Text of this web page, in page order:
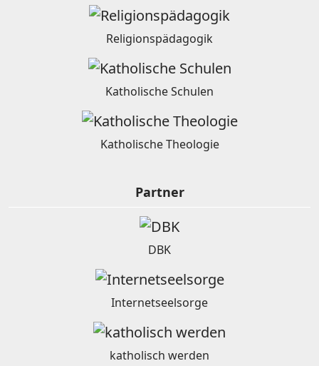
Religionspädagogik
Katholische Schulen
Katholische Theologie
Partner
DBK
Internetseelsorge
katholisch werden